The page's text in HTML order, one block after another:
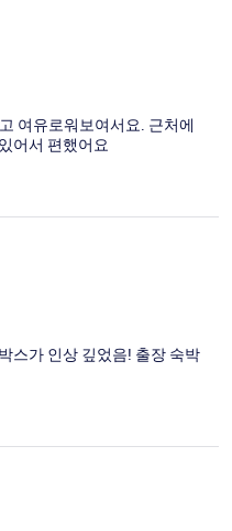
여유로워보여서요. 근처에
어서 편했어요
스가 인상 깊었음! 출장 숙박